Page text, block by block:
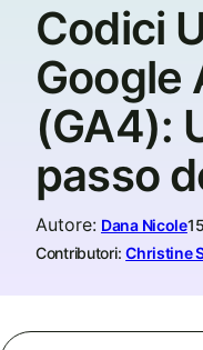
Codici
Google
(GA4):
passo
Autore: Dana Nicole
Contributori: Christine